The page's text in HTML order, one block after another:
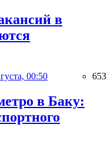
в
00:50 653
в Баку: